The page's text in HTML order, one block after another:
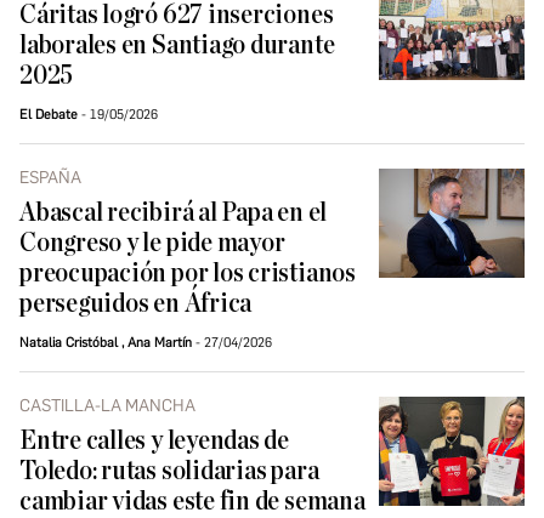
Cáritas logró 627 inserciones
laborales en Santiago durante
2025
El Debate 19/05/2026
ESPAÑA
Abascal recibirá al Papa en el
Congreso y le pide mayor
preocupación por los cristianos
perseguidos en África
Natalia Cristóbal,Ana Martín 27/04/2026
CASTILLA-LA MANCHA
Entre calles y leyendas de
Toledo: rutas solidarias para
cambiar vidas este fin de semana